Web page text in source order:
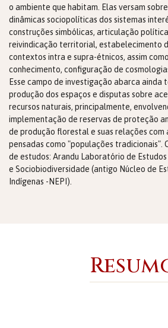
o ambiente que habitam. Elas versam
dinâmicas sociopolíticas dos sistemas
construções simbólicas, articulação
reivindicação territorial, estabelecimento
contextos intra e supra-étnicos, assim
conhecimento, configuração de
Esse campo de investigação abarca ainda
produção dos espaços e disputas sobre
recursos naturais, principalmente,
implementação de reservas de proteção
de produção florestal e suas relações com
pensadas como "populações tradicionais".
de estudos: Arandu Laboratório de
e Sociobiodiversidade (antigo Núcleo de
Indígenas -NEPI).